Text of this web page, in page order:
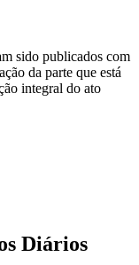
sido publicados com
da parte que está
integral do ato
Diários